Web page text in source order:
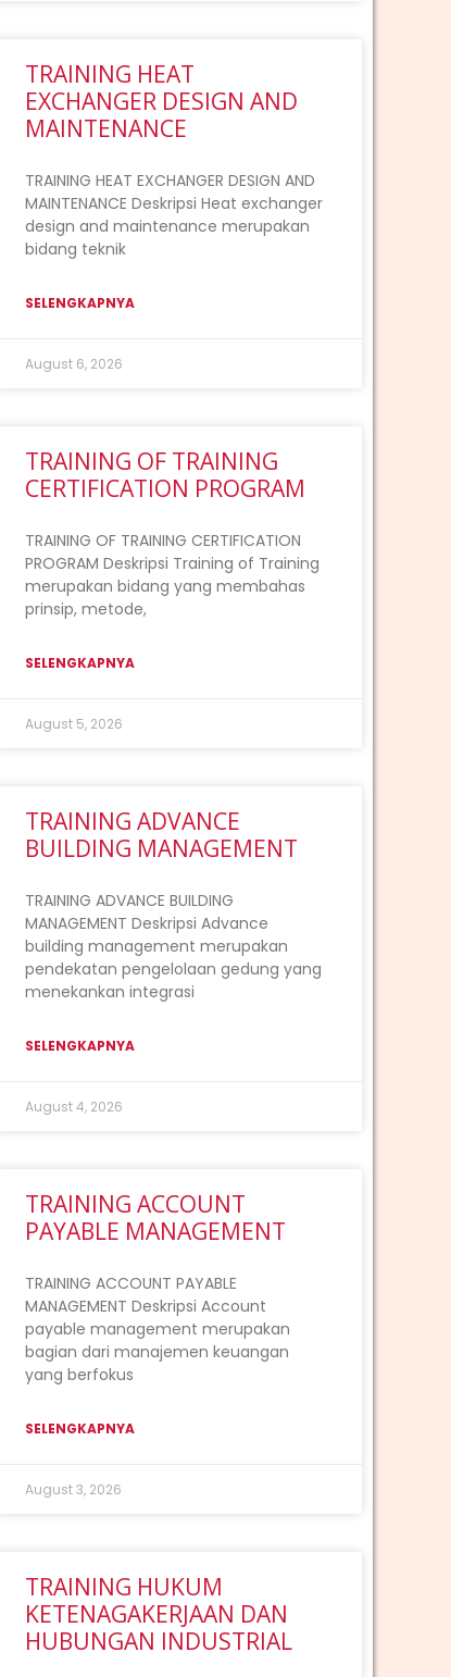
TRAINING HEAT
EXCHANGER DESIGN AND
MAINTENANCE
TRAINING HEAT EXCHANGER DESIGN AND
MAINTENANCE Deskripsi Heat exchanger
design and maintenance merupakan
bidang teknik
SELENGKAPNYA
August 6, 2026
TRAINING OF TRAINING
CERTIFICATION PROGRAM
TRAINING OF TRAINING CERTIFICATION
PROGRAM Deskripsi Training of Training
merupakan bidang yang membahas
prinsip, metode,
SELENGKAPNYA
August 5, 2026
TRAINING ADVANCE
BUILDING MANAGEMENT
TRAINING ADVANCE BUILDING
MANAGEMENT Deskripsi Advance
building management merupakan
pendekatan pengelolaan gedung yang
menekankan integrasi
SELENGKAPNYA
August 4, 2026
TRAINING ACCOUNT
PAYABLE MANAGEMENT
TRAINING ACCOUNT PAYABLE
MANAGEMENT Deskripsi Account
payable management merupakan
bagian dari manajemen keuangan
yang berfokus
SELENGKAPNYA
August 3, 2026
TRAINING HUKUM
KETENAGAKERJAAN DAN
HUBUNGAN INDUSTRIAL